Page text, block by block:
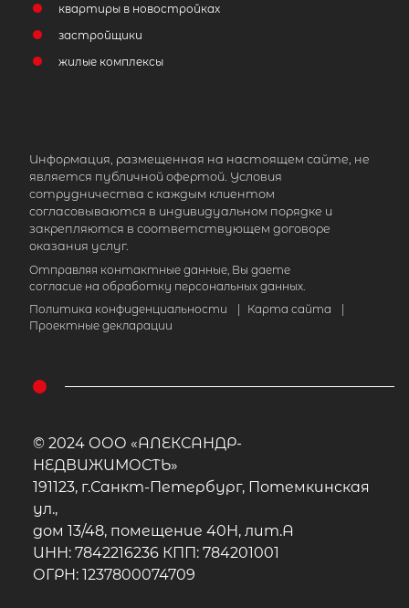
квартиры в новостройках
застройщики
жилые комплексы
Информация, размещенная на настоящем сайте, не
является публичной офертой. Условия
сотрудничества с каждым клиентом
согласовываются в индивидуальном порядке и
закрепляются в соответствующем договоре
оказания услуг.
Отправляя контактные данные, Вы даете
согласие на обработку персональных данных.
Политика конфиденциальности
Карта сайта
Проектные декларации
© 2024 ООО «АЛЕКСАНДР-
НЕДВИЖИМОСТЬ»
191123, г.Санкт-Петербург, Потемкинская
ул.,
дом 13/48, помещение 40Н, лит.А
ИНН: 7842216236 КПП: 784201001
ОГРН: 1237800074709